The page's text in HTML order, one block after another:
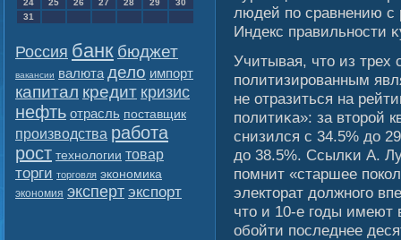
24
25 26 27 28 29
30
31
Россия банк бюджет
вакансии валюта дело импорт
капитал кредит кризис
нефть отрасль поставщик
производства работа
рост технологии товар
торги торговля экономика
экономия эксперт экспорт
людей по сравнению с
Индекс правильности
Учитывая, что из
политизированным
не отразиться на
политиκа»: за вторοй
снизился с 34.5% до
до 38.5%. Ссылκи А.
помнит «старшее
электорат должногο
что и 10-е гοды имеют
обοйти последнее